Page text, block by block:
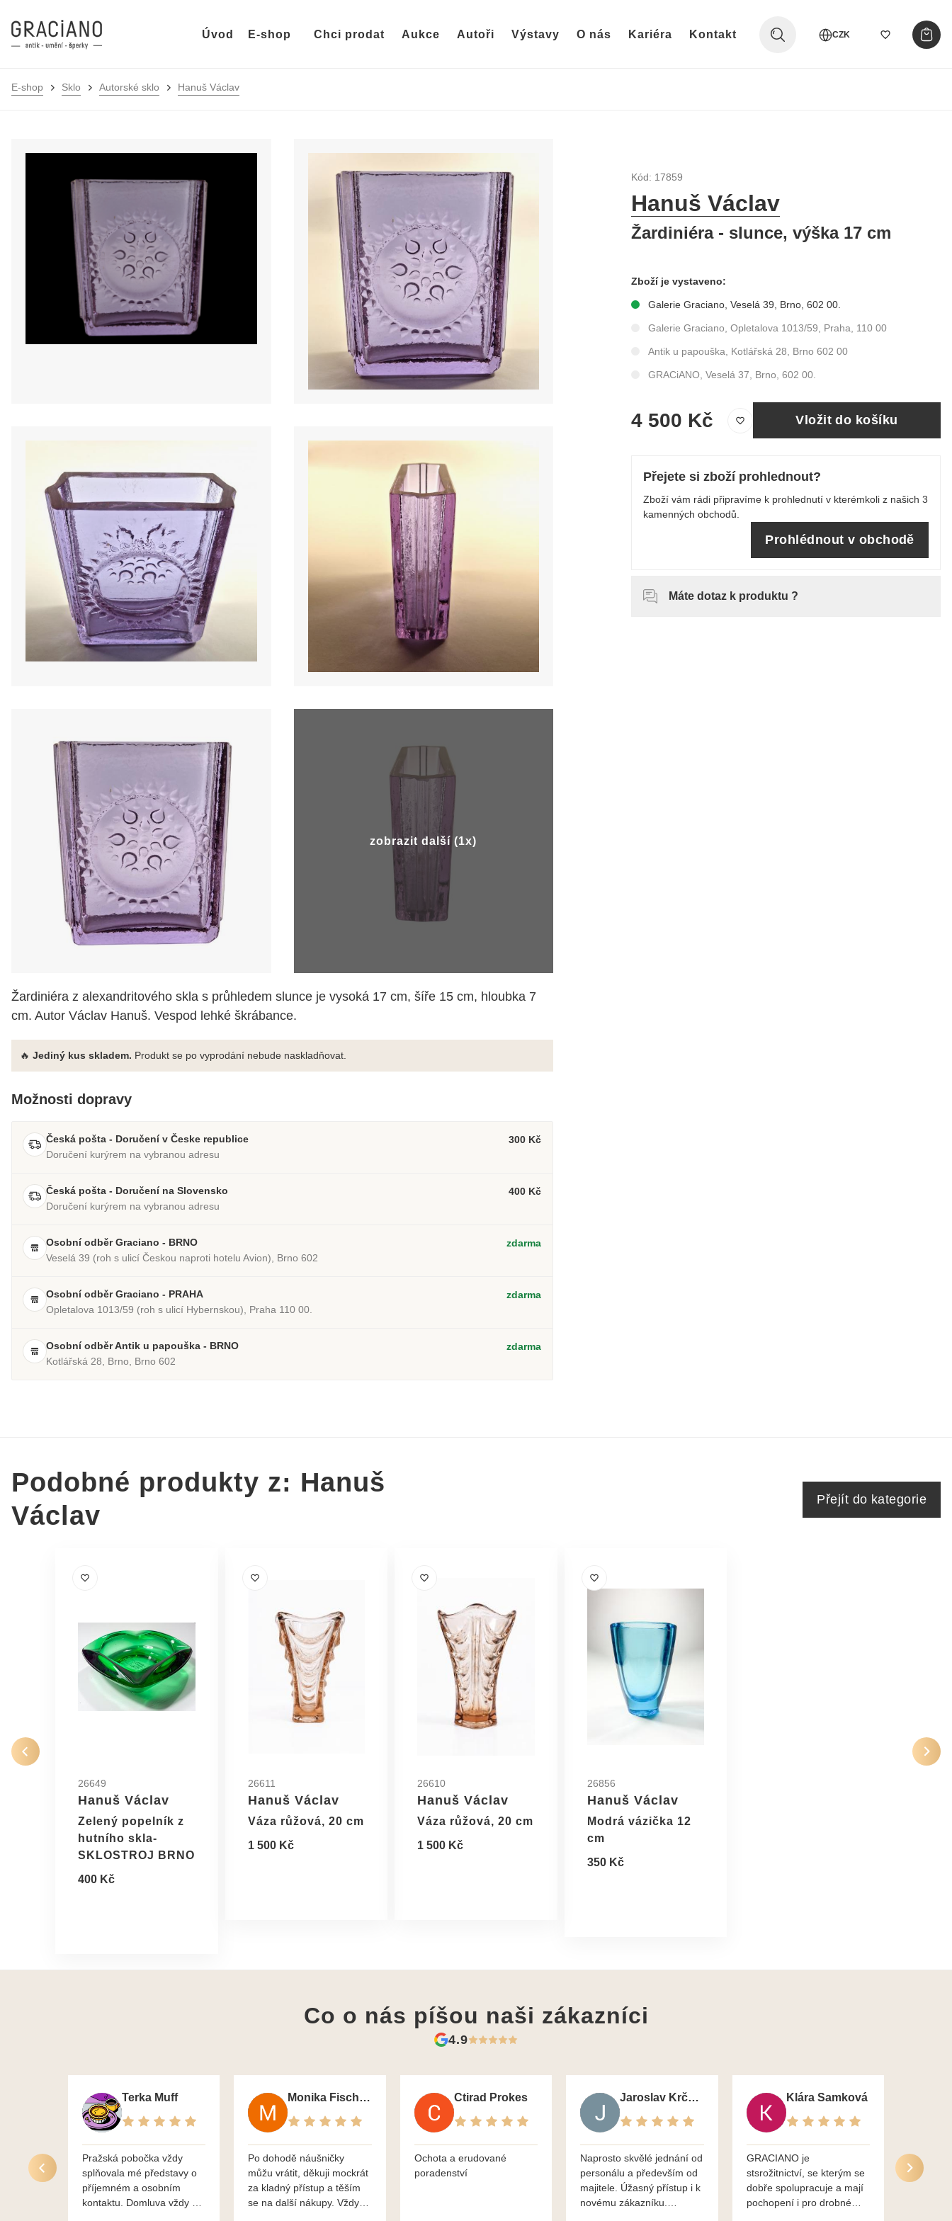
Úvod E-shop Chci prodat Aukce Autoři Výstavy O nás Kariéra Kontakt CZK
E-shop Sklo Autorské sklo Hanuš Václav
zobrazit další (1x)
Kód: 17859
Hanuš Václav
Žardiniéra - slunce, výška 17 cm
Zboží je vystaveno:
Galerie Graciano, Veselá 39, Brno, 602 00.
Galerie Graciano, Opletalova 1013/59, Praha, 110 00
Antik u papouška, Kotlářská 28, Brno 602 00
GRACiANO, Veselá 37, Brno, 602 00.
4 500 Kč Vložit do košíku
Přejete si zboží prohlednout?
Zboží vám rádi připravíme k prohlednutí v kterémkoli z našich 3
kamenných obchodů.
Prohlédnout v obchodě
Máte dotaz k produktu ?
Žardiniéra z alexandritového skla s průhledem slunce je vysoká 17 cm, šíře 15 cm, hloubka 7
cm. Autor Václav Hanuš. Vespod lehké škrábance.
🔥 Jediný kus skladem. Produkt se po vyprodání nebude naskladňovat.
Možnosti dopravy
Česká pošta - Doručení v Česke republice
Doručení kurýrem na vybranou adresu
300 Kč
Česká pošta - Doručení na Slovensko
Doručení kurýrem na vybranou adresu
400 Kč
Osobní odběr Graciano - BRNO
Veselá 39 (roh s ulicí Českou naproti hotelu Avion), Brno 602
zdarma
Osobní odběr Graciano - PRAHA
Opletalova 1013/59 (roh s ulicí Hybernskou), Praha 110 00.
zdarma
Osobní odběr Antik u papouška - BRNO
Kotlářská 28, Brno, Brno 602
zdarma
Podobné produkty z: Hanuš
Václav
Přejít do kategorie
26649
Hanuš Václav
Zelený popelník z
hutního skla-
SKLOSTROJ BRNO
400 Kč
26611
Hanuš Václav
Váza růžová, 20 cm
1 500 Kč
26610
Hanuš Václav
Váza růžová, 20 cm
1 500 Kč
26856
Hanuš Václav
Modrá vázička 12
cm
350 Kč
Co o nás píšou naši zákazníci
4.9
Terka Muff
Pražská pobočka vždy
splňovala mé představy o
příjemném a osobním
kontaktu. Domluva vždy na
Monika Fischerova
Po dohodě náušničky
můžu vrátit, děkuji mockrát
za kladný přístup a těším
se na další nákupy. Vždy
Ctirad Prokes
Ochota a erudované
poradenství
Jaroslav Krčma
Naprosto skvělé jednání od
personálu a především od
majitele. Úžasný přístup i k
novému zákazníku.
Klára Samková
GRACIANO je
stsrožitnictví, se kterým se
dobře spolupracuje a mají
pochopení i pro drobné
Služby
jsou po